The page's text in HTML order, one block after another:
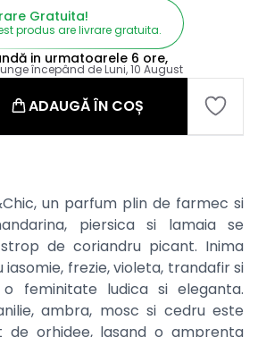
Gratuita!
produs are livrare gratuita.
in urmatoarele 6 ore,
începând deLuni, 10 August
ADAUGĂ ÎN COȘ
un parfum plin de farmec si
piersica si lamaia se
de coriandru picant. Inima
frezie, violeta, trandafir si
feminitate ludica si eleganta.
ambra, mosc si cedru este
de orhidee, lasand o amprenta